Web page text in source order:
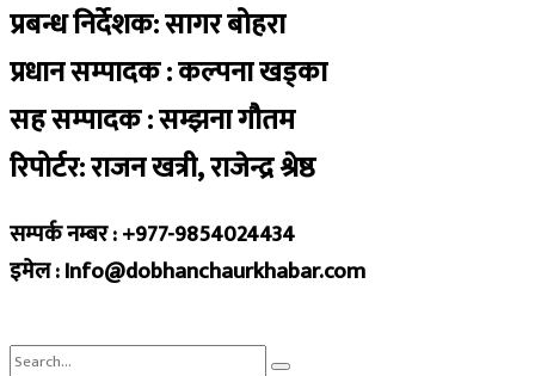
प्रबन्ध निर्देशक: सागर बोहरा
प्रधान सम्पादक : कल्पना खड्का
सह सम्पादक : सम्झना गौतम
रिपोर्टर: राजन खत्री, राजेन्द्र श्रेष्ठ
सम्पर्क नम्बर : +977-9854024434
इमेल : Info@dobhanchaurkhabar.com